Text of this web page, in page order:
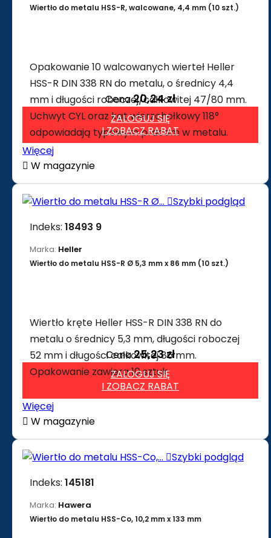
Wiertło do metalu HSS-R, walcowane, 4,4 mm (10 szt.)
Opakowanie 10 walcowanych wierteł Heller
HSS-R DIN 338 RN do metalu, o średnicy 4,4
mm i długości roboczej/całkowitej 47/80 mm.
Uchwyt CYL oraz kąt wierzchołkowy 118°
odpowiadają typowym pracom w metalu.
Cena20,24 zł
ZALOGUJ SIĘ
I ZOBACZ RABAT
Więcej
 W magazynie
Szybki podgląd
Indeks: 18493 9
Marka: Heller
Wiertło do metalu HSS-R Ø 5,3 mm x 86 mm (10 szt.)
Wiertło kręte Heller HSS-R DIN 338 RN do
metalu o średnicy 5,3 mm, długości roboczej
52 mm i długości całkowitej 86 mm.
Opakowanie zawiera 10 sztuk.
Cena25,23 zł
ZALOGUJ SIĘ
I ZOBACZ RABAT
Więcej
 W magazynie
Szybki podgląd
Indeks: 145181
Marka: Hawera
Wiertło do metalu HSS-Co, 10,2 mm x 133 mm